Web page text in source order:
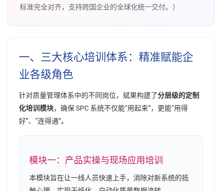
标准完全对齐，支持跨国企业的全球化统一交付。）
一、三大核心培训体系：精准赋能企
业各级角色
针对质量管理体系中的不同岗位，斌果构建了分层级的定制
化培训模块，确保 SPC 系统不仅能“用起来”，更能“用得
好”、“连得通”。
模块一：产品实操与现场应用培训
本模块旨在让一线人员快速上手，消除对新系统的抵